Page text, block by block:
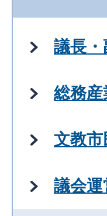
議長
総務
文教
議会